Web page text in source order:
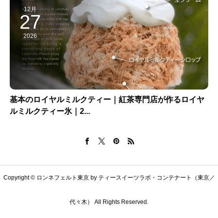
12月
27
2026
基本のロイヤルミルクティー｜紅茶専門店が作るロイヤ
ルミルクティー氷｜2...
Copyright © ロンネフェルト東京 by ティースイーツラボ・コンテナート（東京／
代々木） All Rights Reserved.